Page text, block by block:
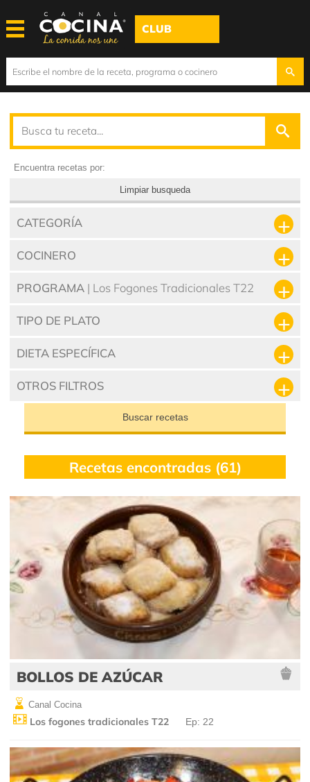
CLUB
Encuentra recetas por:
Limpiar busqueda
CATEGORÍA
COCINERO
PROGRAMA | Los Fogones Tradicionales T22
TIPO DE PLATO
DIETA ESPECÍFICA
OTROS FILTROS
Buscar recetas
Recetas encontradas (61)
BOLLOS DE AZÚCAR
Canal Cocina
Los fogones tradicionales T22 Ep: 22